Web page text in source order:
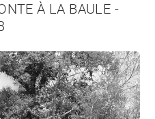
À LA BAULE -